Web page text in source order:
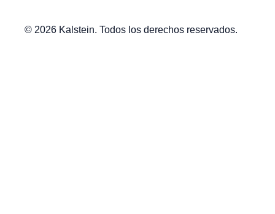
© 2026 Kalstein. Todos los derechos reservados.